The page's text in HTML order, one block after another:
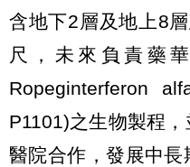
含地下2層及地上8
尺，未來負責藥
Ropeginterferon
P1101)之生物製程
醫院合作，發展中